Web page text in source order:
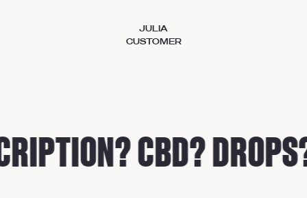
JULIA
CUSTOMER
CBD?